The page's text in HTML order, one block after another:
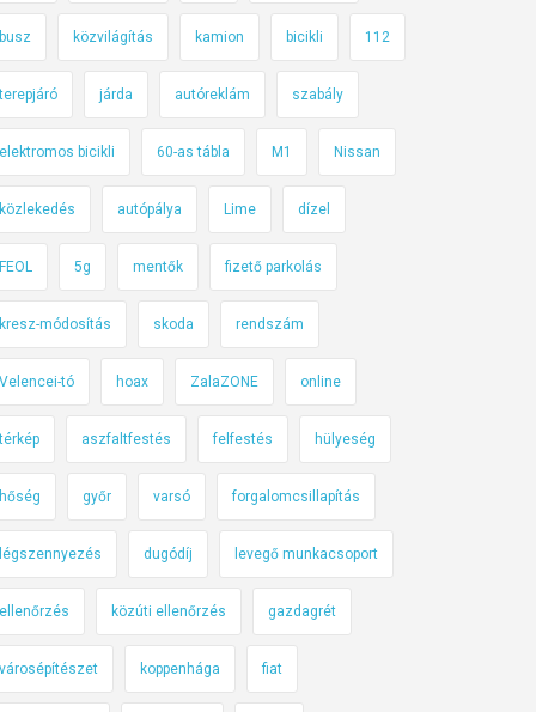
busz közvilágítás kamion bicikli 112
terepjáró járda autóreklám szabály
elektromos bicikli 60-as tábla M1 Nissan
közlekedés autópálya Lime dízel
FEOL 5g mentők fizető parkolás
kresz-módosítás skoda rendszám
Velencei-tó hoax ZalaZONE online
térkép aszfaltfestés felfestés hülyeség
hőség győr varsó forgalomcsillapítás
légszennyezés dugódíj levegő munkacsoport
ellenőrzés közúti ellenőrzés gazdagrét
városépítészet koppenhága fiat